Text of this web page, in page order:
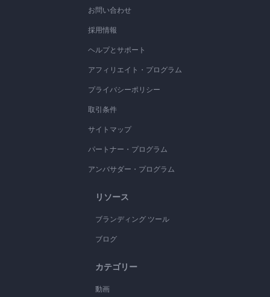
お問い合わせ
採用情報
ヘルプとサポート
アフィリエイト・プログラム
プライバシーポリシー
取引条件
サイトマップ
パートナー・プログラム
アンバサダー・プログラム
リソース
ブランディング ツール
ブログ
カテゴリー
動画